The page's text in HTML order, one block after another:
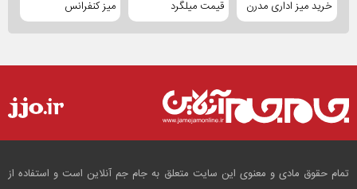
خرید میز اداری مدرن قیمت میلگرد میز کنفرانس
تمام حقوق مادی و معنوی این سایت متعلق به جام جم آنلاین است و استفاده از